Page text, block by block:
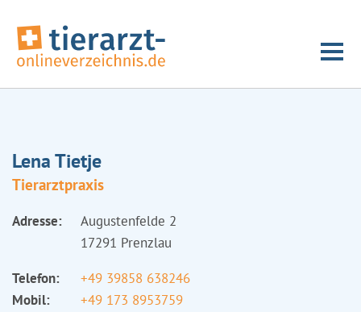
Lena Tietje
Tierarztpraxis
Adresse:
Augustenfelde 2
17291 Prenzlau
Telefon:
+49 39858 638246
Mobil:
+49 173 8953759